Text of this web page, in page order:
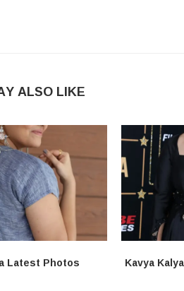
ALSO LIKE
Latest Photos
Kavya